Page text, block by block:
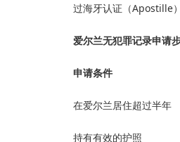
过海牙认证（Apostille
爱尔兰无犯罪记录申请
申请条件
在爱尔兰居住超过半年
持有有效的护照